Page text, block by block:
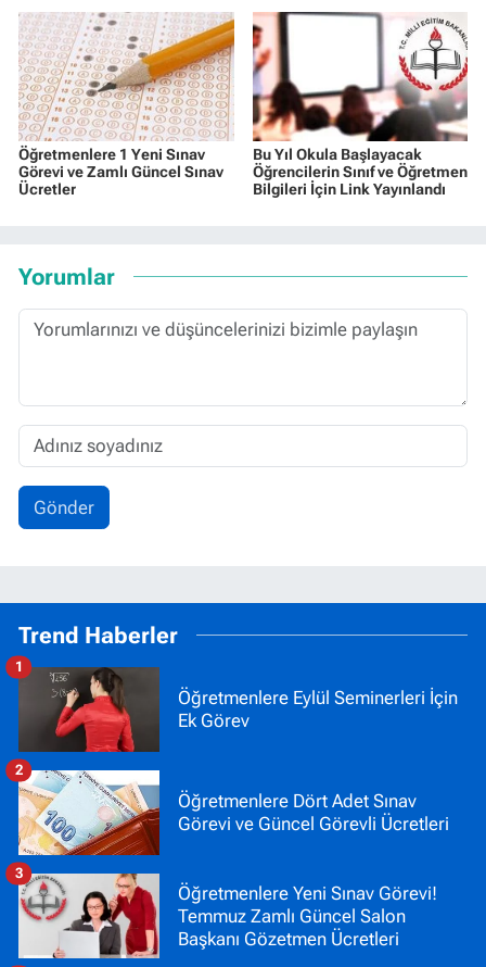
Öğretmenlere 1 Yeni Sınav
Görevi ve Zamlı Güncel Sınav
Ücretler
Bu Yıl Okula Başlayacak
Öğrencilerin Sınıf ve Öğretmen
Bilgileri İçin Link Yayınlandı
Yorumlar
Gönder
Trend Haberler
Öğretmenlere Eylül Seminerleri İçin
Ek Görev
1
Öğretmenlere Dört Adet Sınav
Görevi ve Güncel Görevli Ücretleri
2
Öğretmenlere Yeni Sınav Görevi!
Temmuz Zamlı Güncel Salon
Başkanı Gözetmen Ücretleri
3